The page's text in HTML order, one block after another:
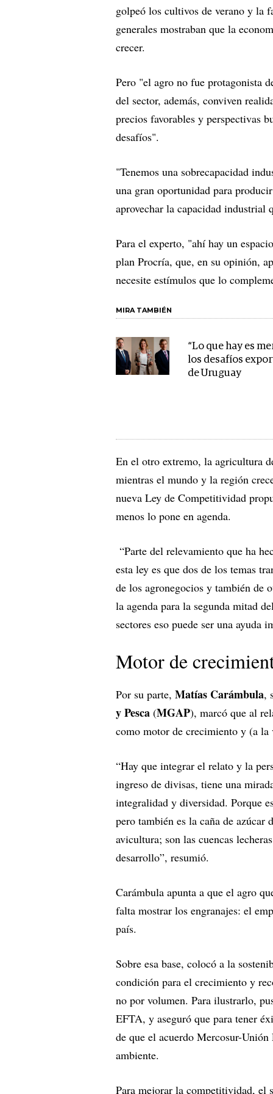
golpeó los cultivos de verano y la
generales mostraban que la
crecer.
Pero "el agro no fue protagonista
del sector, además, conviven
precios favorables y perspectivas
desafíos".
"Tenemos una sobrecapacidad
una gran oportunidad para
aprovechar la capacidad industrial
Para el experto, "ahí hay un
plan Procría, que, en su opinión,
necesite estímulos que lo
MIRA TAMBIÉN
“Lo que hay es
los desafíos
de Uruguay
En el otro extremo, la agricultura
mientras el mundo y la región
nueva Ley de Competitividad
menos lo pone en agenda.
“Parte del relevamiento que ha
esta ley es que dos de los temas
de los agronegocios y también de
la agenda para la segunda mitad
sectores eso puede ser una ayuda
Motor de
Por su parte, Matías Carámbula,
y Pesca (MGAP), marcó que al
como motor de crecimiento y (a
“Hay que integrar el relato y la
ingreso de divisas, tiene una
integralidad y diversidad. Porque
pero también es la caña de
avicultura; son las cuencas
desarrollo”, resumió.
Carámbula apunta a que el agro
falta mostrar los engranajes: el
país.
Sobre esa base, colocó a la
condición para el crecimiento y
no por volumen. Para ilustrarlo,
EFTA, y aseguró que para tener
de que el acuerdo Mercosur-
ambiente.
Para mejorar la competitividad, el